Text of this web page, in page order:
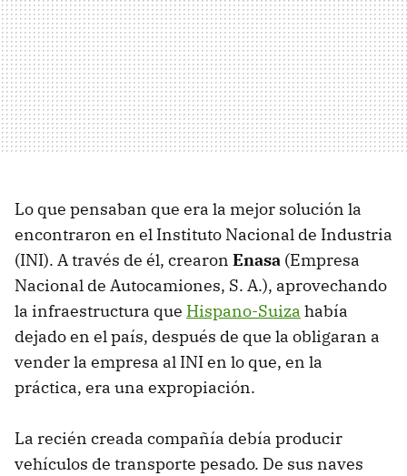
Lo que pensaban que era la mejor solución la
encontraron en el Instituto Nacional de Industria
(INI). A través de él, crearon Enasa (Empresa
Nacional de Autocamiones, S. A.), aprovechando
la infraestructura que Hispano-Suiza había
dejado en el país, después de que la obligaran a
vender la empresa al INI en lo que, en la
práctica, era una expropiación.
La recién creada compañía debía producir
vehículos de transporte pesado. De sus naves